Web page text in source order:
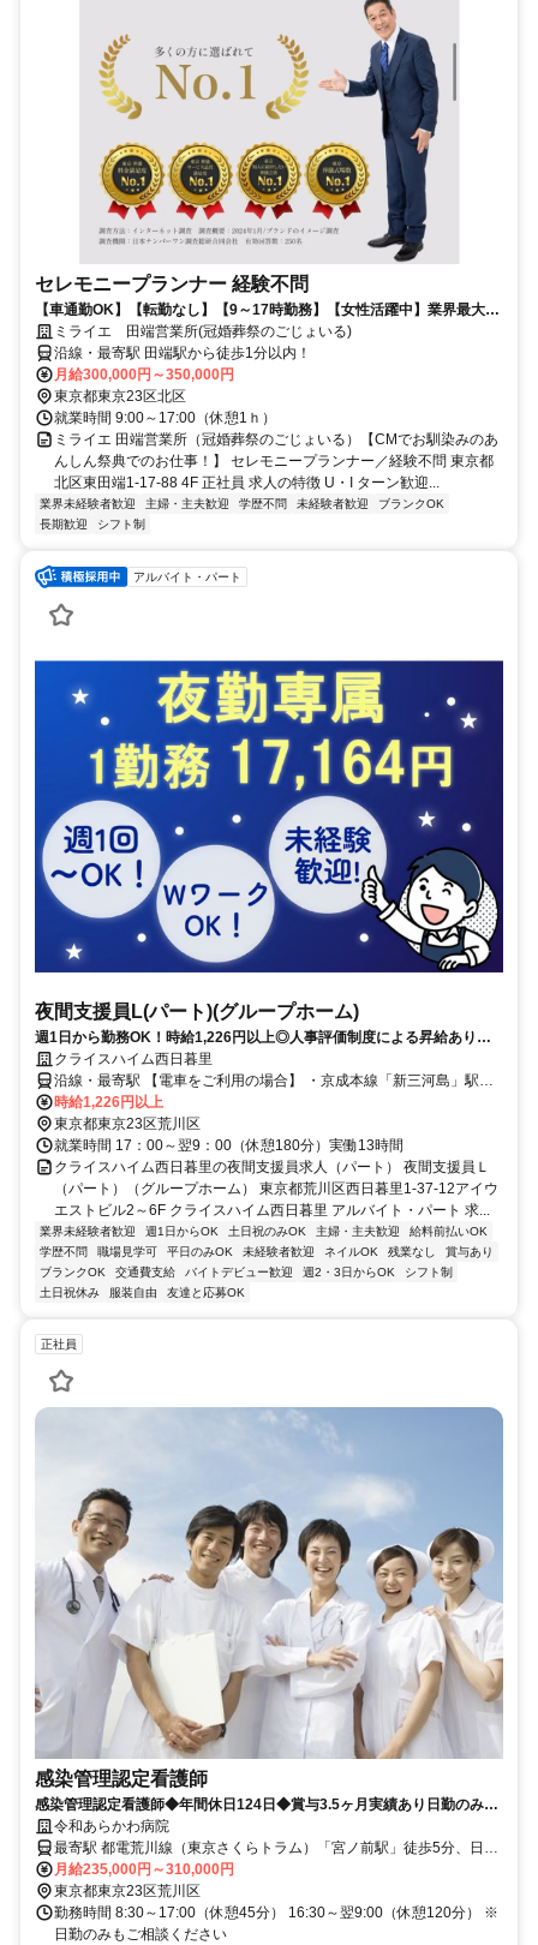
セレモニープランナー 経験不問
【車通勤OK】【転勤なし】【9～17時勤務】【女性活躍中】業界最大手
のごじょいる◎これから少なくても20年程度は繁忙期が続く安定業界の
真ん中で活躍しませんか！
ミライエ 田端営業所(冠婚葬祭のごじょいる)
沿線・最寄駅 田端駅から徒歩1分以内！
月給300,000円～350,000円
東京都東京23区北区
就業時間 9:00～17:00（休憩1ｈ）
ミライエ 田端営業所（冠婚葬祭のごじょいる）【CMでお馴染みのあ
んしん祭典でのお仕事！】 セレモニープランナー／経験不問 東京都
北区東田端1-17-88 4F 正社員 求人の特徴 U・I ターン歓迎...
業界未経験者歓迎 主婦・主夫歓迎 学歴不問 未経験者歓迎
ブランクOK
長期歓迎
シフト制
アルバイト・パート
夜間支援員L(パート)(グループホーム)
週1日から勤務OK！時給1,226円以上◎人事評価制度による昇給あり！
服装・髪色・ネイル自由（規定あり）♪働きやすい環境づくりを進めてい
ます！
クライスハイム西日暮里
沿線・最寄駅 【電車をご利用の場合】 ・京成本線「新三河島」駅よ
り徒歩約1分 ・JR山手線「西日暮里」駅より徒歩約8分 ・JR常磐線
「三河島」駅より徒歩約9分 【バスをご利用の場合】 最寄りの「新三
河島駅前」バス停より都営バス草64系統にて王子～池袋方面へアクセ
ス可
時給1,226円以上
東京都東京23区荒川区
就業時間 17：00～翌9：00（休憩180分）実働13時間
クライスハイム西日暮里の夜間支援員求人（パート） 夜間支援員Ｌ
（パート）（グループホーム） 東京都荒川区西日暮里1-37-12アイウ
エストビル2～6F クライスハイム西日暮里 アルバイト・パート 求...
業界未経験者歓迎 週1日からOK 土日祝のみOK 主婦・主夫歓迎
給料前払いOK
学歴不問
職場見学可 平日のみOK 未経験者歓迎 ネイルOK 残業なし
賞与あり
ブランクOK
交通費支給 バイトデビュー歓迎 週2・3日からOK
シフト制
土日祝休み
服装自由 友達と応募OK
正社員
感染管理認定看護師
感染管理認定看護師◆年間休日124日◆賞与3.5ヶ月実績あり日勤のみも
可能！☆【東京都荒川区、宮ノ前駅・熊野前駅、看護師、正職員】
令和あらかわ病院
最寄駅 都電荒川線（東京さくらトラム）「宮ノ前駅」徒歩5分、日暮
里・舎人ライナー「熊野前駅」徒歩5分
月給235,000円～310,000円
東京都東京23区荒川区
勤務時間 8:30～17:00（休憩45分） 16:30～翌9:00（休憩120分） ※
日勤のみもご相談ください